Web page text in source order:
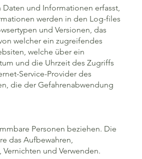
und Informationen erfasst,
werden in den Log-files
und Versionen, das
welcher ein zugreifendes
welche über ein
und die Uhrzeit des Zugriffs
Service-Provider des
die der Gefahrenabwendung
Personen beziehen. Die
das Aufbewahren,
und Verwenden.